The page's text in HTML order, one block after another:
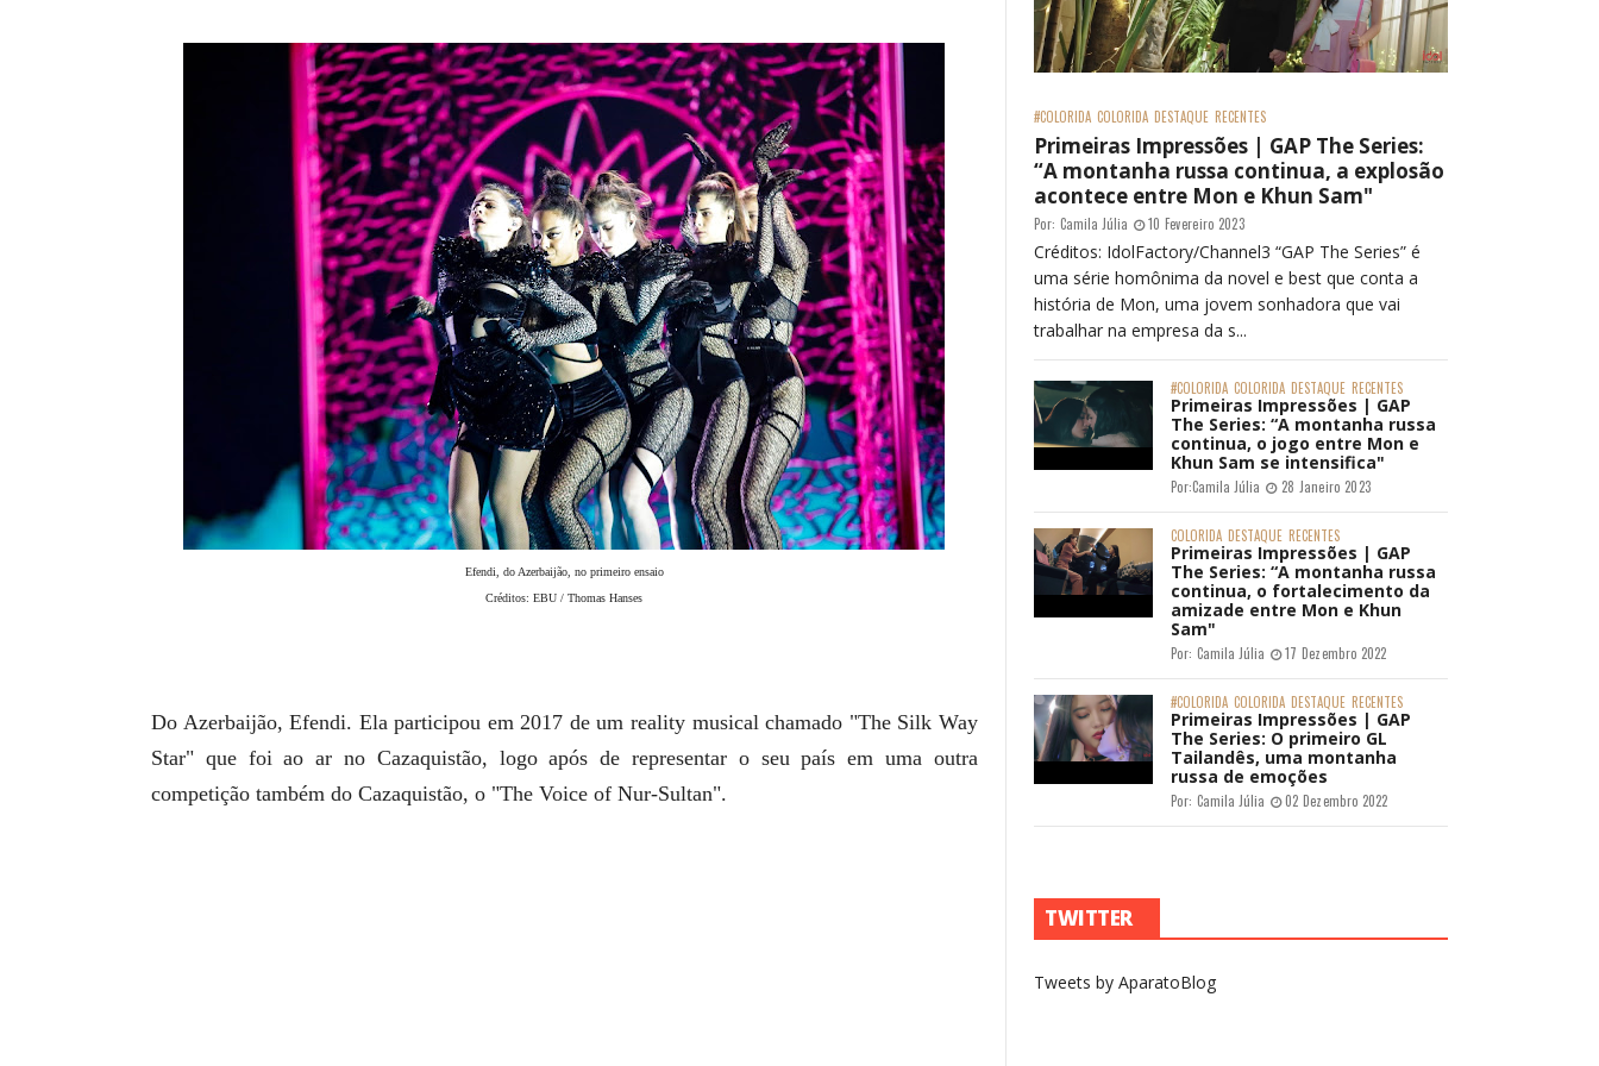
Efendi, do Azerbaijão, no primeiro ensaio
Créditos: EBU / Thomas Hanses
Do Azerbaijão, Efendi. Ela participou em 2017 de um reality musical chamado "The Silk Way
Star" que foi ao ar no Cazaquistão, logo após de representar o seu país em uma outra
competição também do Cazaquistão, o "The Voice of Nur-Sultan".
#COLORIDA COLORIDA DESTAQUE RECENTES
Primeiras Impressões | GAP The Series:
“A montanha russa continua, a explosão
acontece entre Mon e Khun Sam"
Por: Camila Júlia 10 Fevereiro 2023
Créditos: IdolFactory/Channel3 “GAP The Series” é
uma série homônima da novel e best que conta a
história de Mon, uma jovem sonhadora que vai
trabalhar na empresa da s...
#COLORIDA COLORIDA DESTAQUE RECENTES
Primeiras Impressões | GAP
The Series: “A montanha russa
continua, o jogo entre Mon e
Khun Sam se intensifica"
Por:Camila Júlia 28 Janeiro 2023
COLORIDA DESTAQUE RECENTES
Primeiras Impressões | GAP
The Series: “A montanha russa
continua, o fortalecimento da
amizade entre Mon e Khun
Sam"
Por: Camila Júlia 17 Dezembro 2022
#COLORIDA COLORIDA DESTAQUE RECENTES
Primeiras Impressões | GAP
The Series: O primeiro GL
Tailandês, uma montanha
russa de emoções
Por: Camila Júlia 02 Dezembro 2022
TWITTER
Tweets by AparatoBlog